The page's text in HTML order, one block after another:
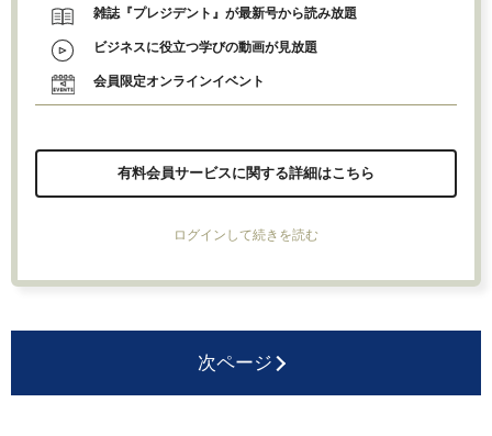
雑誌『プレジデント』が最新号から読み放題
ビジネスに役立つ学びの動画が見放題
会員限定オンラインイベント
有料会員サービスに関する詳細はこちら
ログインして続きを読む
次ページ